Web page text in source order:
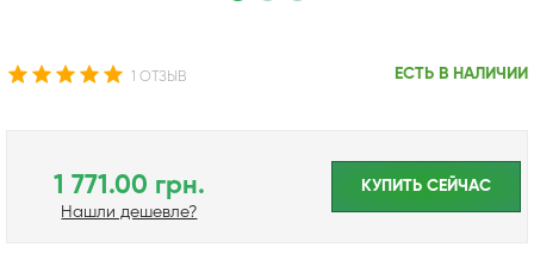
1 ОТЗЫВ ЕСТЬ В НАЛИЧИИ
1 771.00 грн.
Нашли дешевле?
КУПИТЬ CЕЙЧАС